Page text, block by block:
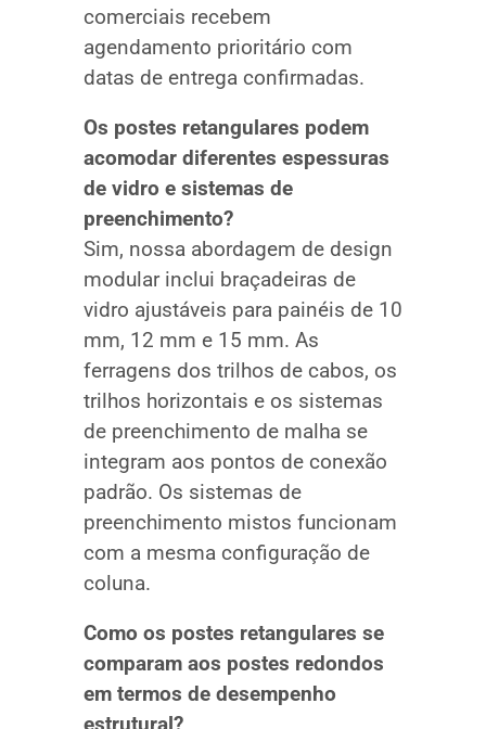
comerciais recebem
agendamento prioritário com
datas de entrega confirmadas.
Os postes retangulares podem
acomodar diferentes espessuras
de vidro e sistemas de
preenchimento?
Sim, nossa abordagem de design
modular inclui braçadeiras de
vidro ajustáveis para painéis de 10
mm, 12 mm e 15 mm. As
ferragens dos trilhos de cabos, os
trilhos horizontais e os sistemas
de preenchimento de malha se
integram aos pontos de conexão
padrão. Os sistemas de
preenchimento mistos funcionam
com a mesma configuração de
coluna.
Como os postes retangulares se
comparam aos postes redondos
em termos de desempenho